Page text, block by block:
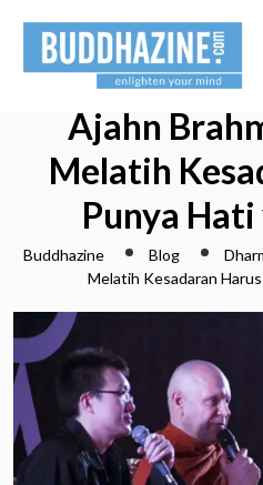
Ajahn
Melatih
Punya
Buddhazine Blog
Melatih Kesadaran